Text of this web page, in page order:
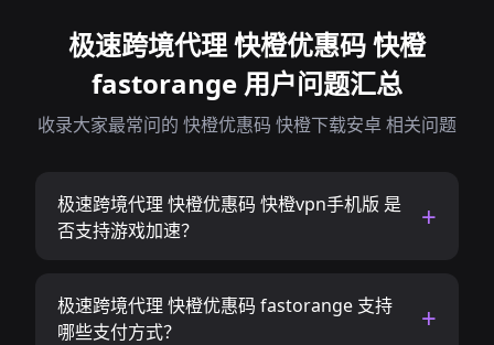
极速跨境代理 快橙优惠码 快橙
fastorange 用户问题汇总
收录大家最常问的 快橙优惠码 快橙下载安卓 相关问题
极速跨境代理 快橙优惠码 快橙vpn手机版 是
否支持游戏加速？
极速跨境代理 快橙优惠码 fastorange 支持
哪些支付方式？